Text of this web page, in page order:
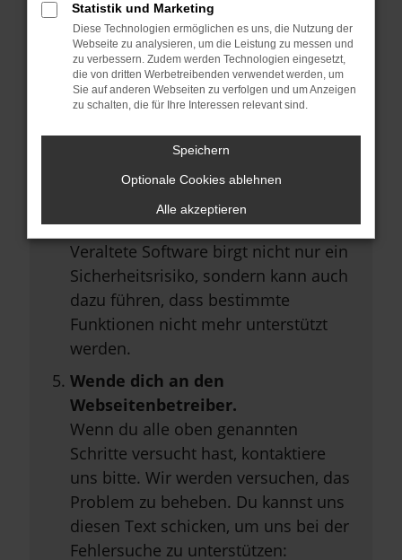
anderen Browser oder in einem
privaten Fenster?
Starte dein Gerät neu.
Das kann manchmal helfen,
Stelle sicher, dass dein Browser
und dein Betriebssystem auf dem
neuesten Stand sind.
Veraltete Software birgt nicht nur ein
Sicherheitsrisiko, sondern kann auch
dazu führen, dass bestimmte
Funktionen nicht mehr unterstützt
werden.
Wende dich an den
Webseitenbetreiber.
Wenn du alle oben genannten
Schritte versucht hast, kontaktiere
uns bitte. Wir werden versuchen, das
Problem zu beheben. Du kannst uns
diesen Text schicken, um uns bei der
Fehlersuche zu unterstützen:
Statistik und Marketing
Diese Technologien ermöglichen es uns, die Nutzung der
Webseite zu analysieren, um die Leistung zu messen und
zu verbessern. Zudem werden Technologien eingesetzt,
die von dritten Werbetreibenden verwendet werden, um
Sie auf anderen Webseiten zu verfolgen und um Anzeigen
zu schalten, die für Ihre Interessen relevant sind.
Speichern
Optionale Cookies ablehnen
Alle akzeptieren